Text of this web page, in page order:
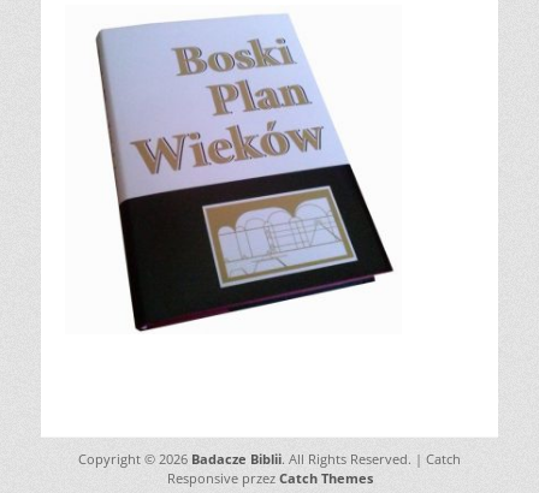
Copyright © 2026 Badacze Biblii. All Rights Reserved. | Catch
Responsive przez Catch Themes